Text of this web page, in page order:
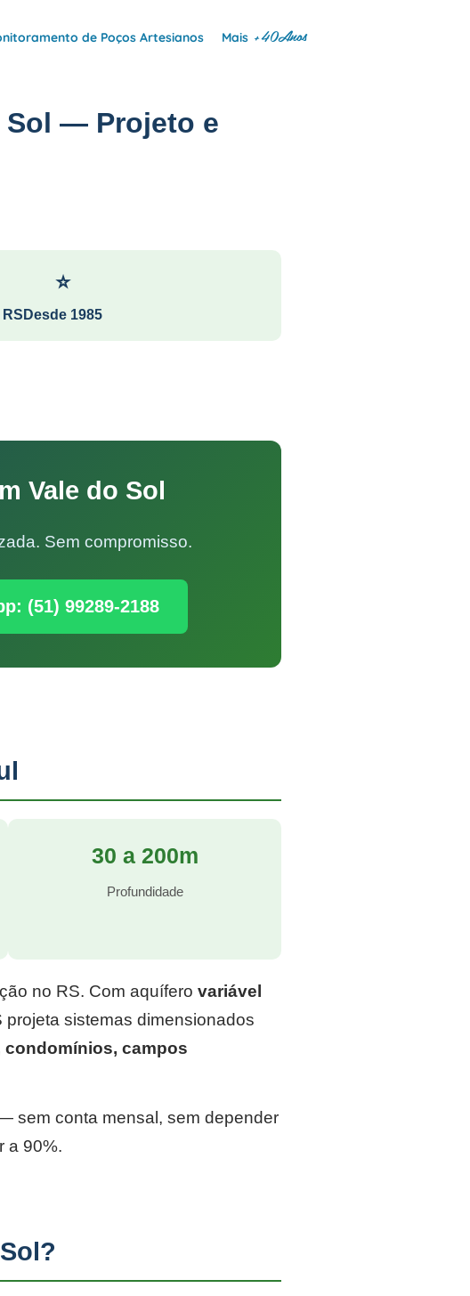
de Poços Artesianos Mais +40Anos
Sol — Projeto e
⭐
Desde 1985
Vale do Sol
Sem compromisso.
(51) 99289-2188
30 a 200m
Profundidade
no RS. Com aquífero variável
projeta sistemas dimensionados
condomínios, campos
sem conta mensal, sem depender
a 90%.